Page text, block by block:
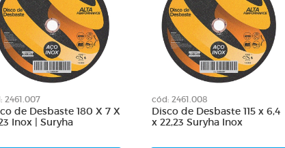
2461.007
de Desbaste 180 X 7 X
Inox | Suryha
cód: 2461.008
Disco de Desbaste 115 x 6,4
x 22,23 Suryha Inox